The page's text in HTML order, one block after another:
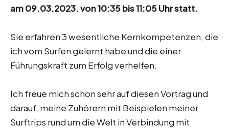
am 09.03.2023. von 10:35 bis 11:05 Uhr statt.
Sie erfahren 3 wesentliche Kernkompetenzen, die
ich vom Surfen gelernt habe und die einer
Führungskraft zum Erfolg verhelfen.
Ich freue mich schon sehr auf diesen Vortrag und
darauf, meine Zuhörern mit Beispielen meiner
Surftrips rund um die Welt in Verbindung mit